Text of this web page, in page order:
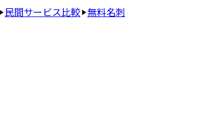
民間サービス比較 無料名刺